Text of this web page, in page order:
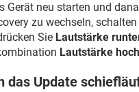
Gerät neu starten und
zu wechseln,
Sie Lautstärke
Lautstärke hoch
das Update